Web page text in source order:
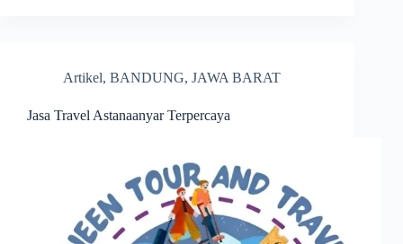
Artikel, BANDUNG, JAWA BARAT
Jasa Travel Astanaanyar Terpercaya